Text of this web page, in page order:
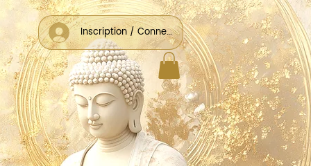
Inscription / Connexion